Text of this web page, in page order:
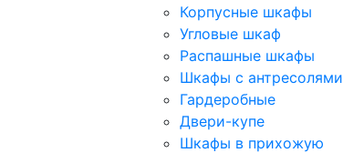
Корпусные шкафы
Угловые шкаф
Распашные шкафы
Шкафы с антресолями
Гардеробные
Двери-купе
Шкафы в прихожую